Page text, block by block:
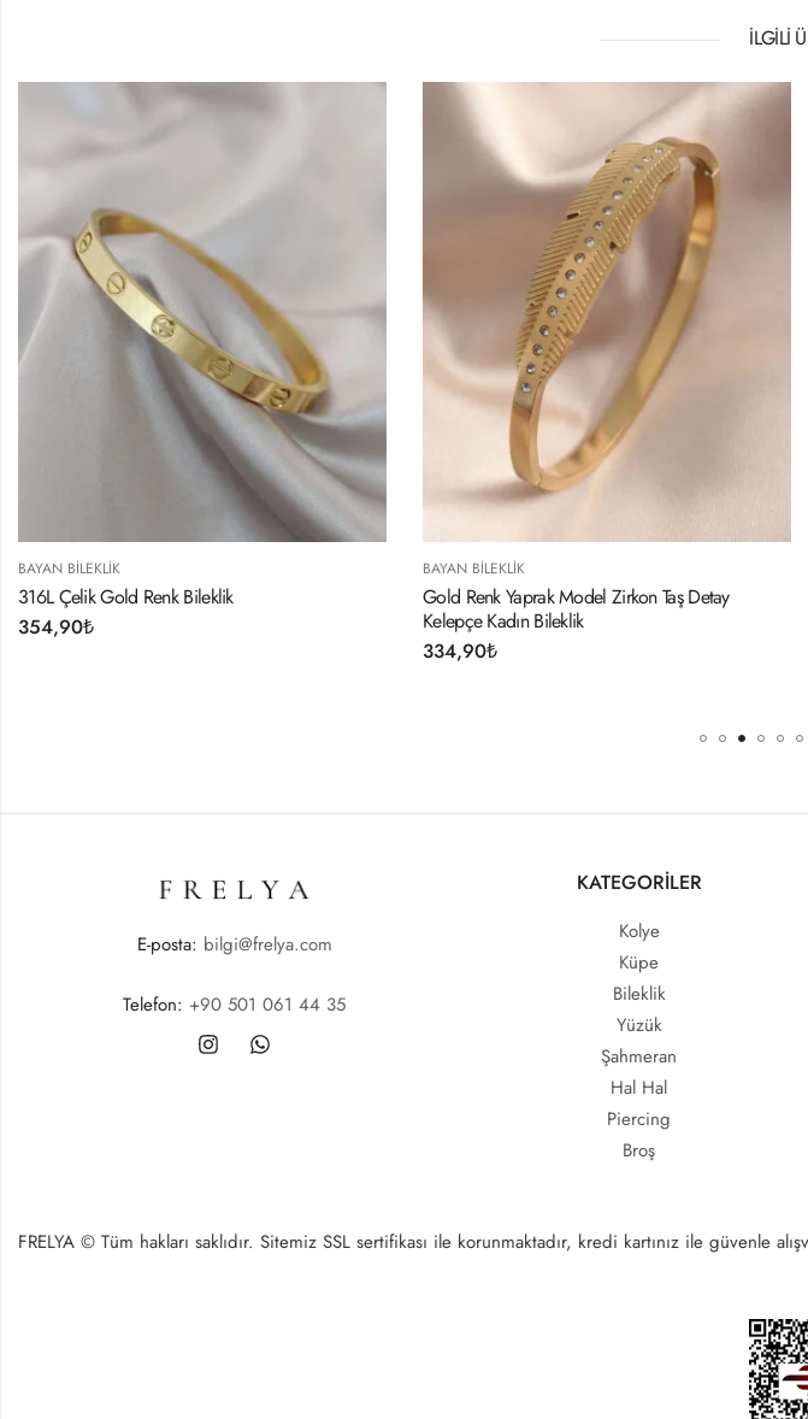
İLGILI
BAYAN BILEKLIK
Gold Renk Yaprak Model Zirkon Taş Detay
BAYAN BILEKLIK
316L Çelik Silver Renk Bilezik
374,90₺
E-posta: bilgi@frelya.com
Telefon: +90 501 061 44 35
KATEGORİLER
Kolye
Küpe
Bileklik
Yüzük
Şahmeran
Hal Hal
Piercing
Broş
FRELYA © Tüm hakları saklıdır. Sitemiz SSL sertifikası ile korunmaktadır, kredi kartınız ile güvenle